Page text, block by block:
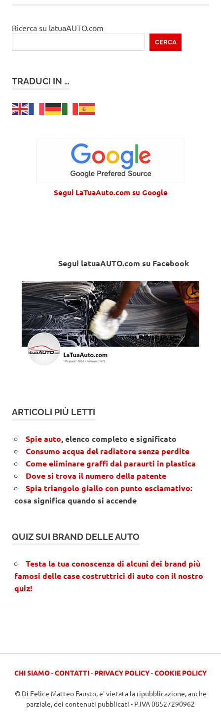
Ricerca su latuaAUTO.com
CERCA
TRADUCI IN …
Segui LaTuaAuto.com su Google
Segui latuaAUTO.com su Facebook
ARTICOLI PIÙ LETTI
Spie auto, elenco completo e significato
Consumo acqua del radiatore senza perdite
Come eliminare graffi dal paraurti in plastica
Dove si trova il numero della patente
Spia triangolo giallo con punto esclamativo:
cosa significa quando si accende
QUIZ SUI BRAND DELLE AUTO
Testa la tua conoscenza di alcuni dei brand più
famosi delle case costruttrici di auto con il nostro
quiz!
CHI SIAMO-CONTATTI- PRIVACY POLICY-COOKIE POLICY
© Di Felice Matteo Fausto, e' vietata la ripubblicazione, anche
parziale, dei contenuti pubblicati - P.IVA 08527290962